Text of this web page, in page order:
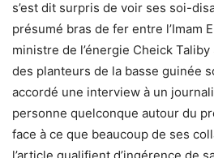
s’est dit surpris de voir ses soi-
présumé bras de fer entre l’Imam
ministre de l’énergie Cheick
des planteurs de la basse guinée
accordé une interview à un
personne quelconque autour du
face à ce que beaucoup de ses